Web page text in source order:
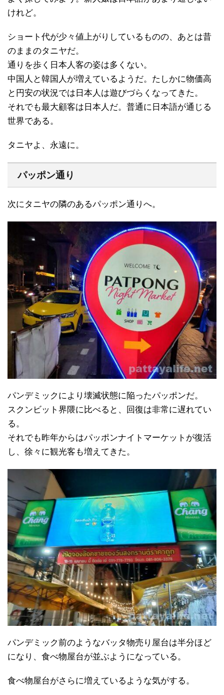
けれど。
ショート代が少々値上がりしているものの、あとは昔
のままのタニヤだ。
通りを歩く日本人客の姿は多くない。
中国人と韓国人が増えているようだ。たしかに物価高
と円安の状況では日本人は遊びづらくなってきた。
それでも最大顧客は日本人だ。普通に日本語が通じる
世界である。
タニヤよ、永遠に。
パッポン通り
次にタニヤの隣のあるパッポン通りへ。
パンデミックにより壊滅状態に陥ったパッポンだ。
スクンビット界隈に比べると、回復は非常に遅れてい
る。
それでも昨年からはパッポンナイトマーケットが復活
し、徐々に観光客も増えてきた。
パンデミック前のようなバッタ物売り屋台は半分ほど
になり、食べ物屋台が並ぶようになっている。
食べ物屋台がさらに増えているような気がする。